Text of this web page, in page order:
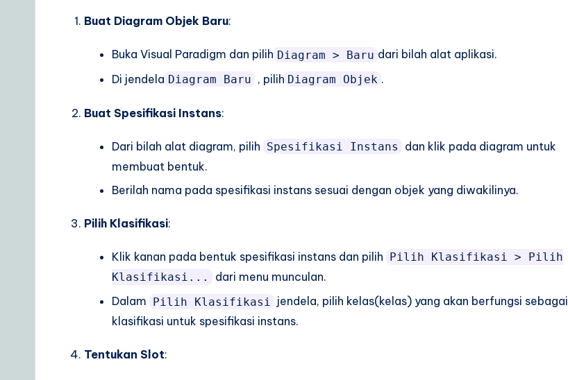
Buat Diagram Objek Baru:
Buka Visual Paradigm dan pilih Diagram > Baru dari bilah alat aplikasi.
Di jendela Diagram Baru , pilih Diagram Objek .
Buat Spesifikasi Instans:
Dari bilah alat diagram, pilih Spesifikasi Instans
dan klik pada diagram untuk
membuat bentuk.
Berilah nama pada spesifikasi instans sesuai dengan objek yang diwakilinya.
Pilih Klasifikasi:
Klik kanan pada bentuk spesifikasi instans dan pilih Pilih Klasifikasi > Pilih
Klasifikasi...
dari menu munculan.
Dalam Pilih Klasifikasi
jendela, pilih kelas(kelas) yang akan berfungsi sebagai
klasifikasi untuk spesifikasi instans.
Tentukan Slot: